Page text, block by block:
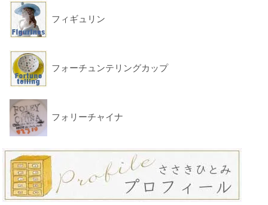
フィギュリン
フォーチュンテリングカップ
フォリーチャイナ